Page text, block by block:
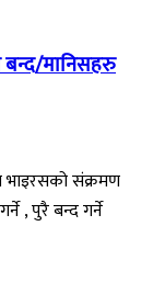
बन्द/मानिसहरु
भाइरसको संक्रमण
, पुरै बन्द गर्ने